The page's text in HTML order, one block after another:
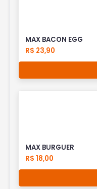
MAX BACON EGG
R$ 23,90
MAX BURGUER
R$ 18,00